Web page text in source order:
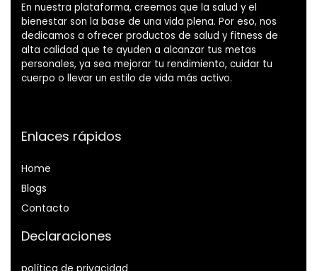
En nuestra plataforma, creemos que la salud y el
bienestar son la base de una vida plena. Por eso, nos
dedicamos a ofrecer productos de salud y fitness de
alta calidad que te ayuden a alcanzar tus metas
personales, ya sea mejorar tu rendimiento, cuidar tu
cuerpo o llevar un estilo de vida más activo.
Enlaces rápidos
Home
Blogs
Contacto
Declaraciones